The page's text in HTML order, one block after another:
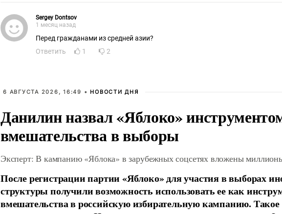
Sergey Dontsov
1 месяц назад
Перед гражданами из средней азии?
Ответить
1 2
6 АВГУСТА 2026, 16:49 • НОВОСТИ ДНЯ
Данилин назвал «Яблоко»
вмешательства в выборы
Эксперт: В кампанию «Яблока» в зарубежных соцсетях вложены
После регистрации партии «Яблоко» для участия в выборах
структуры получили возможность использовать ее как
вмешательства в российскую избирательную кампанию.